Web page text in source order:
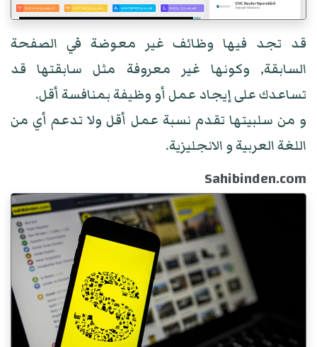
قد تجد فيها وظائف غير معوضة في الصفحة
السابقة, وكونها غير معروفة مثل سابقتها قد
تساعدك على إيجاد عمل أو وظيفة بمنافسة أقل.
و من سلبيتها تقدم نسبة عمل أقل ولا تدعم أي من
اللغة العربية و الانجليزية.
Sahibinden.com